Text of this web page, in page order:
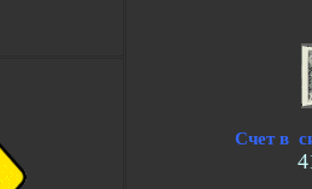
Счет в